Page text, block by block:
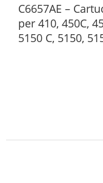
C6657AE –
per 410, 450C,
5150 C, 5150,